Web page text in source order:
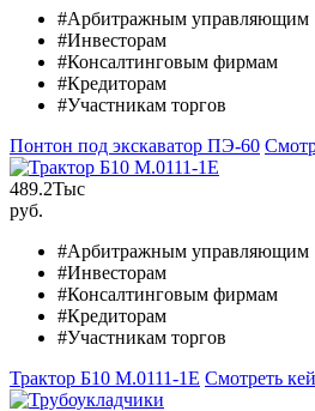
#Арбитражным управляющим
#Инвесторам
#Консалтинговым фирмам
#Кредиторам
#Участникам торгов
Понтон под экскаватор ПЭ-60
489.2Тыс
руб.
#Арбитражным управляющим
#Инвесторам
#Консалтинговым фирмам
#Кредиторам
#Участникам торгов
Трактор Б10 M.0111-1Е Смотреть